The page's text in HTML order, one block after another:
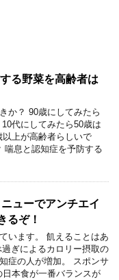
る野菜を高齢者は
か？ 90歳にしてみたら
代にしてみたら50歳は
上が高齢者らしいで
喘息と認知症を予防する
ューでアンチエイ
るぞ！
います。 飢えることはあ
ぎによるカロリー摂取の
症の人が増加。 スポンサ
本食が一番バランスが